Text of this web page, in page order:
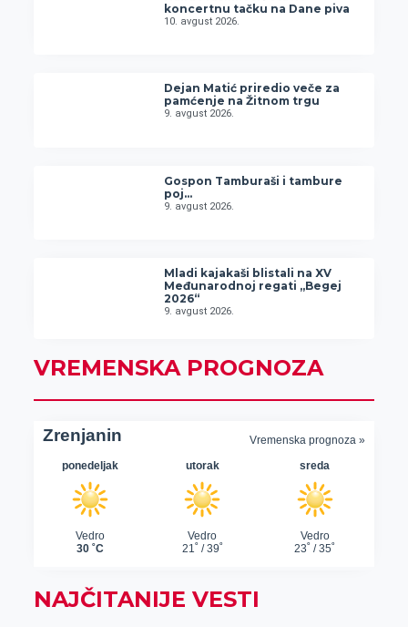
koncertnu tačku na Dane piva
10. avgust 2026.
Dejan Matić priredio veče za
pamćenje na Žitnom trgu
9. avgust 2026.
Gospon Tamburaši i tambure
poj…
9. avgust 2026.
Mladi kajakaši blistali na XV
Međunarodnoj regati „Begej
2026“
9. avgust 2026.
VREMENSKA PROGNOZA
NAJČITANIJE VESTI